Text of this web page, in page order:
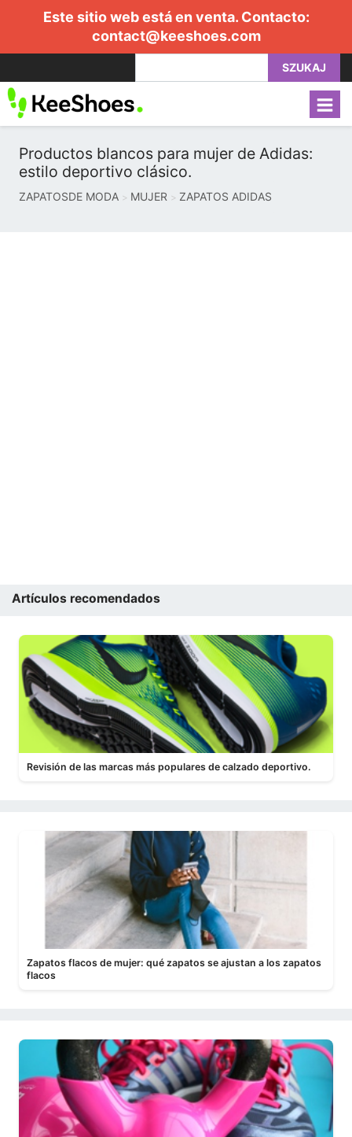
Este sitio web está en venta. Contacto:
contact@keeshoes.com
SZUKAJ
Productos blancos para mujer de Adidas:
estilo deportivo clásico.
ZAPATOSDE MODA MUJER ZAPATOS ADIDAS
Artículos recomendados
Revisión de las marcas más populares de calzado deportivo.
Zapatos flacos de mujer: qué zapatos se ajustan a los zapatos
flacos